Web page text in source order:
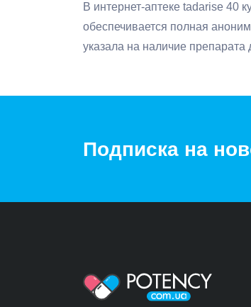
В интернет-аптеке tadarise 40
обеспечивается полная
указала на наличие препарата
Подписка на